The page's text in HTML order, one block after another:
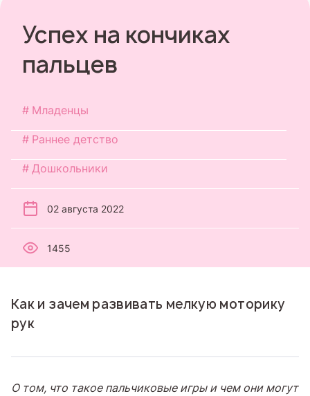
Успех на кончиках
пальцев
Младенцы
Раннее детство
Дошкольники
02 августа 2022
1455
Как и зачем развивать мелкую моторику
рук
О том, что такое пальчиковые игры и чем они могут